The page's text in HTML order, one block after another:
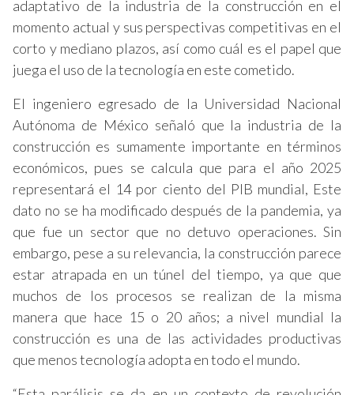
adaptativo de la industria de la construcción en el
momento actual y sus perspectivas competitivas en el
corto y mediano plazos, así como cuál es el papel que
juega el uso de la tecnología en este cometido.
El ingeniero egresado de la Universidad Nacional
Autónoma de México señaló que la industria de la
construcción es sumamente importante en términos
económicos, pues se calcula que para el año 2025
representará el 14 por ciento del PIB mundial, Este
dato no se ha modificado después de la pandemia, ya
que fue un sector que no detuvo operaciones. Sin
embargo, pese a su relevancia, la construcción parece
estar atrapada en un túnel del tiempo, ya que que
muchos de los procesos se realizan de la misma
manera que hace 15 o 20 años; a nivel mundial la
construcción es una de las actividades productivas
que menos tecnología adopta en todo el mundo.